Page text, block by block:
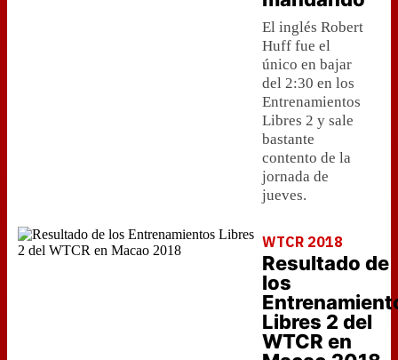
El inglés Robert
Huff fue el
único en bajar
del 2:30 en los
Entrenamientos
Libres 2 y sale
bastante
contento de la
jornada de
jueves.
WTCR 2018
Resultado de
los
Libres 2 del
WTCR en